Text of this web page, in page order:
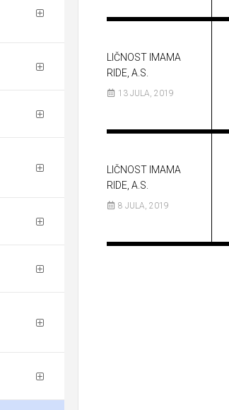
LIČNOST IMAMA
RIDE, A.S.
13 JULA, 2019
LIČNOST IMAMA
RIDE, A.S.
8 JULA, 2019